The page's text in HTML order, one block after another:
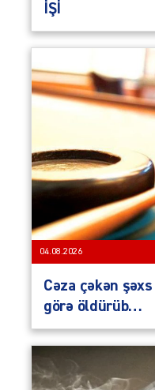
İŞİ
04.08.2026
Cəza çəkən
görə öldürüb…